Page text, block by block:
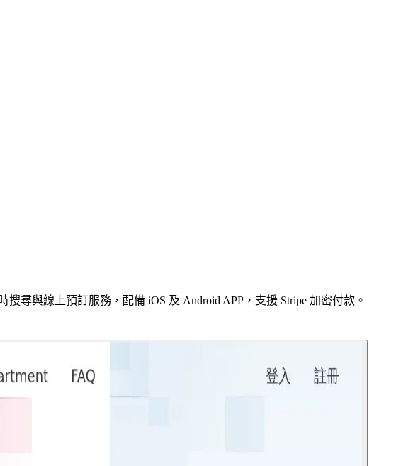
尋與線上預訂服務，配備 iOS 及 Android APP，支援 Stripe 加密付款。